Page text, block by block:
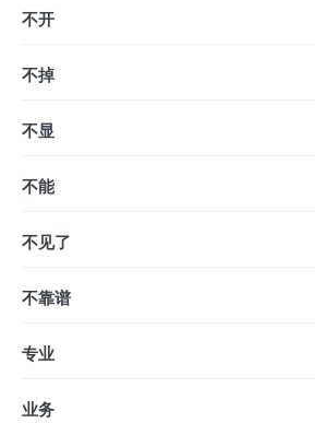
不开
不掉
不显
不能
不见了
不靠谱
专业
业务